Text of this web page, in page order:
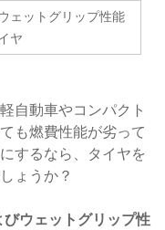
ェットグリップ性能
ヤ
自動車やコンパクト
も燃費性能が劣って
するなら、タイヤを
ょうか？
ウェットグリップ性